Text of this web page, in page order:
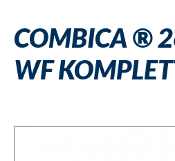
COMBICA ®
WF